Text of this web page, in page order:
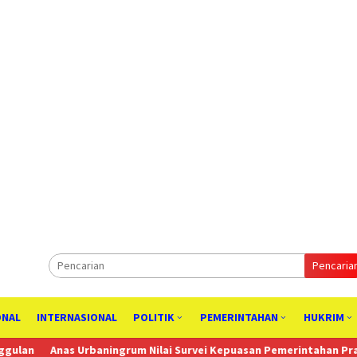
INTERNASIONAL POLITIK PEMERINTAHAN HUKRIM
Nilai Survei Kepuasan Pemerintahan Prabowo